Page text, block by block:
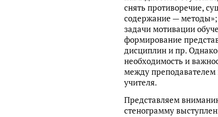
снять противоречие,
содержание —
задачи мотивации
формирование
дисциплин и пр.
необходимость и
между
учителя.
Представляем
стенограмму